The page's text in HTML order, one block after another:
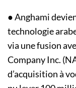
● Anghami
technologie
via une fusion
Company Inc.
d’acquisition à